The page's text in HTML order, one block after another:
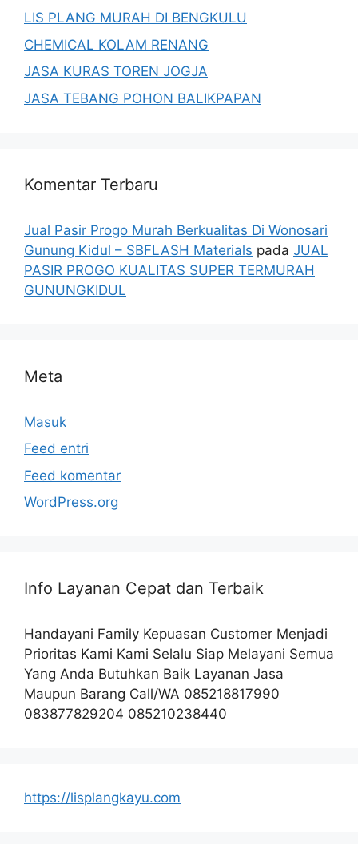
LIS PLANG MURAH DI BENGKULU
CHEMICAL KOLAM RENANG
JASA KURAS TOREN JOGJA
JASA TEBANG POHON BALIKPAPAN
Komentar Terbaru
Jual Pasir Progo Murah Berkualitas Di Wonosari
Gunung Kidul – SBFLASH Materials pada JUAL
PASIR PROGO KUALITAS SUPER TERMURAH
GUNUNGKIDUL
Meta
Masuk
Feed entri
Feed komentar
WordPress.org
Info Layanan Cepat dan Terbaik
Handayani Family Kepuasan Customer Menjadi
Prioritas Kami Kami Selalu Siap Melayani Semua
Yang Anda Butuhkan Baik Layanan Jasa
Maupun Barang Call/WA 085218817990
083877829204 085210238440
https://lisplangkayu.com